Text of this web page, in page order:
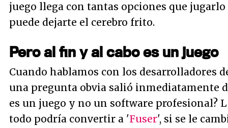
juego llega con tantas opciones que
puede dejarte el cerebro frito.
Pero al fin y al cabo es un juego
Cuando hablamos con los desarrolladores
una pregunta obvia salió inmediatamente
es un juego y no un software profesional?
todo podría convertir a 'Fuser', si se le